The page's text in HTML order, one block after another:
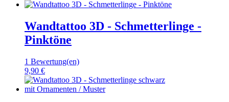
Wandtattoo 3D - Schmetterlinge -
Pinktöne
1 Bewertung(en)
9,90 €